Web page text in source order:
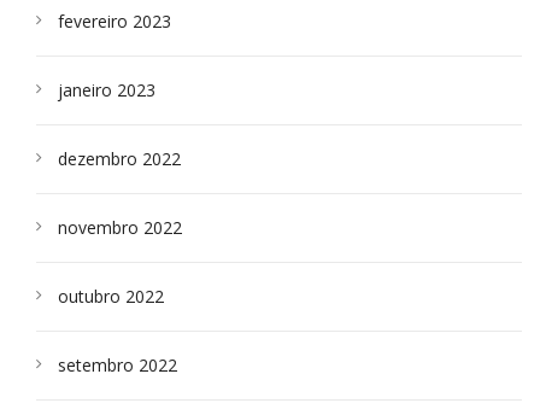
fevereiro 2023
janeiro 2023
dezembro 2022
novembro 2022
outubro 2022
setembro 2022